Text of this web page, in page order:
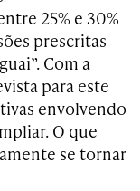
25% e 30%
prescritas
Com a
para este
envolvendo
O que
se tornar